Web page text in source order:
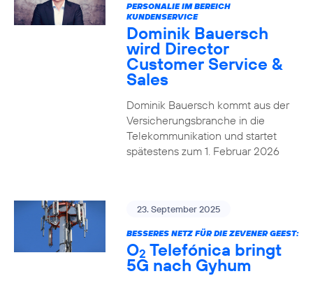
PERSONALIE IM BEREICH
KUNDENSERVICE
Dominik Bauersch
wird Director
Customer Service &
Sales
Dominik Bauersch kommt aus der
Versicherungsbranche in die
Telekommunikation und startet
spätestens zum 1. Februar 2026
23. September 2025
BESSERES NETZ FÜR DIE ZEVENER GEEST:
O2 Telefónica bringt
5G nach Gyhum